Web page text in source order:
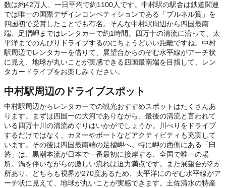
数は約42万人、一日平均で約1100人です。中村駅の駅舎は鉄道関連
では唯一の国際デザインコンペティションである「ブルネル賞」を
四国初で受賞したことでも有名。そんな中村駅周辺から四国最南
端、足摺岬まではレンタカーで約1時間。四万十の清流に沿って、太
平洋までのんびりドライブするのにちょうどいい距離ですね。中村
駅周辺でレンタカーを借りて、展望台からのぞむ水平線がアーチ状
に見え、地球が丸いことが実感できる四国最南端を目指して、レン
タカードライブをお楽しみください。
中村駅周辺のドライブスポット
中村駅周辺からレンタカーでの観光おすすめスポットはたくさんあ
ります。まずは四国一の大河でありながら、最後の清流と言われて
いる四万十川の清流めぐりはいかがでしょうか。川べりをドライブ
するだけではなく、カヌーやボートなどアクティビティも充実して
います。その後は四国最南端の足摺岬へ。特に岬の西側にある「臼
碆」は、黒潮本流が日本で一番最初に接岸する、全国で唯一の場
所。渦を伴いながらの激しい流れは迫力満点です。また展望台が2ヵ
所あり、どちらも視界が270度あるため、太平洋にのぞむ水平線がア
ーチ状に見えて、地球が丸いことが実感できます。土佐清水の特産